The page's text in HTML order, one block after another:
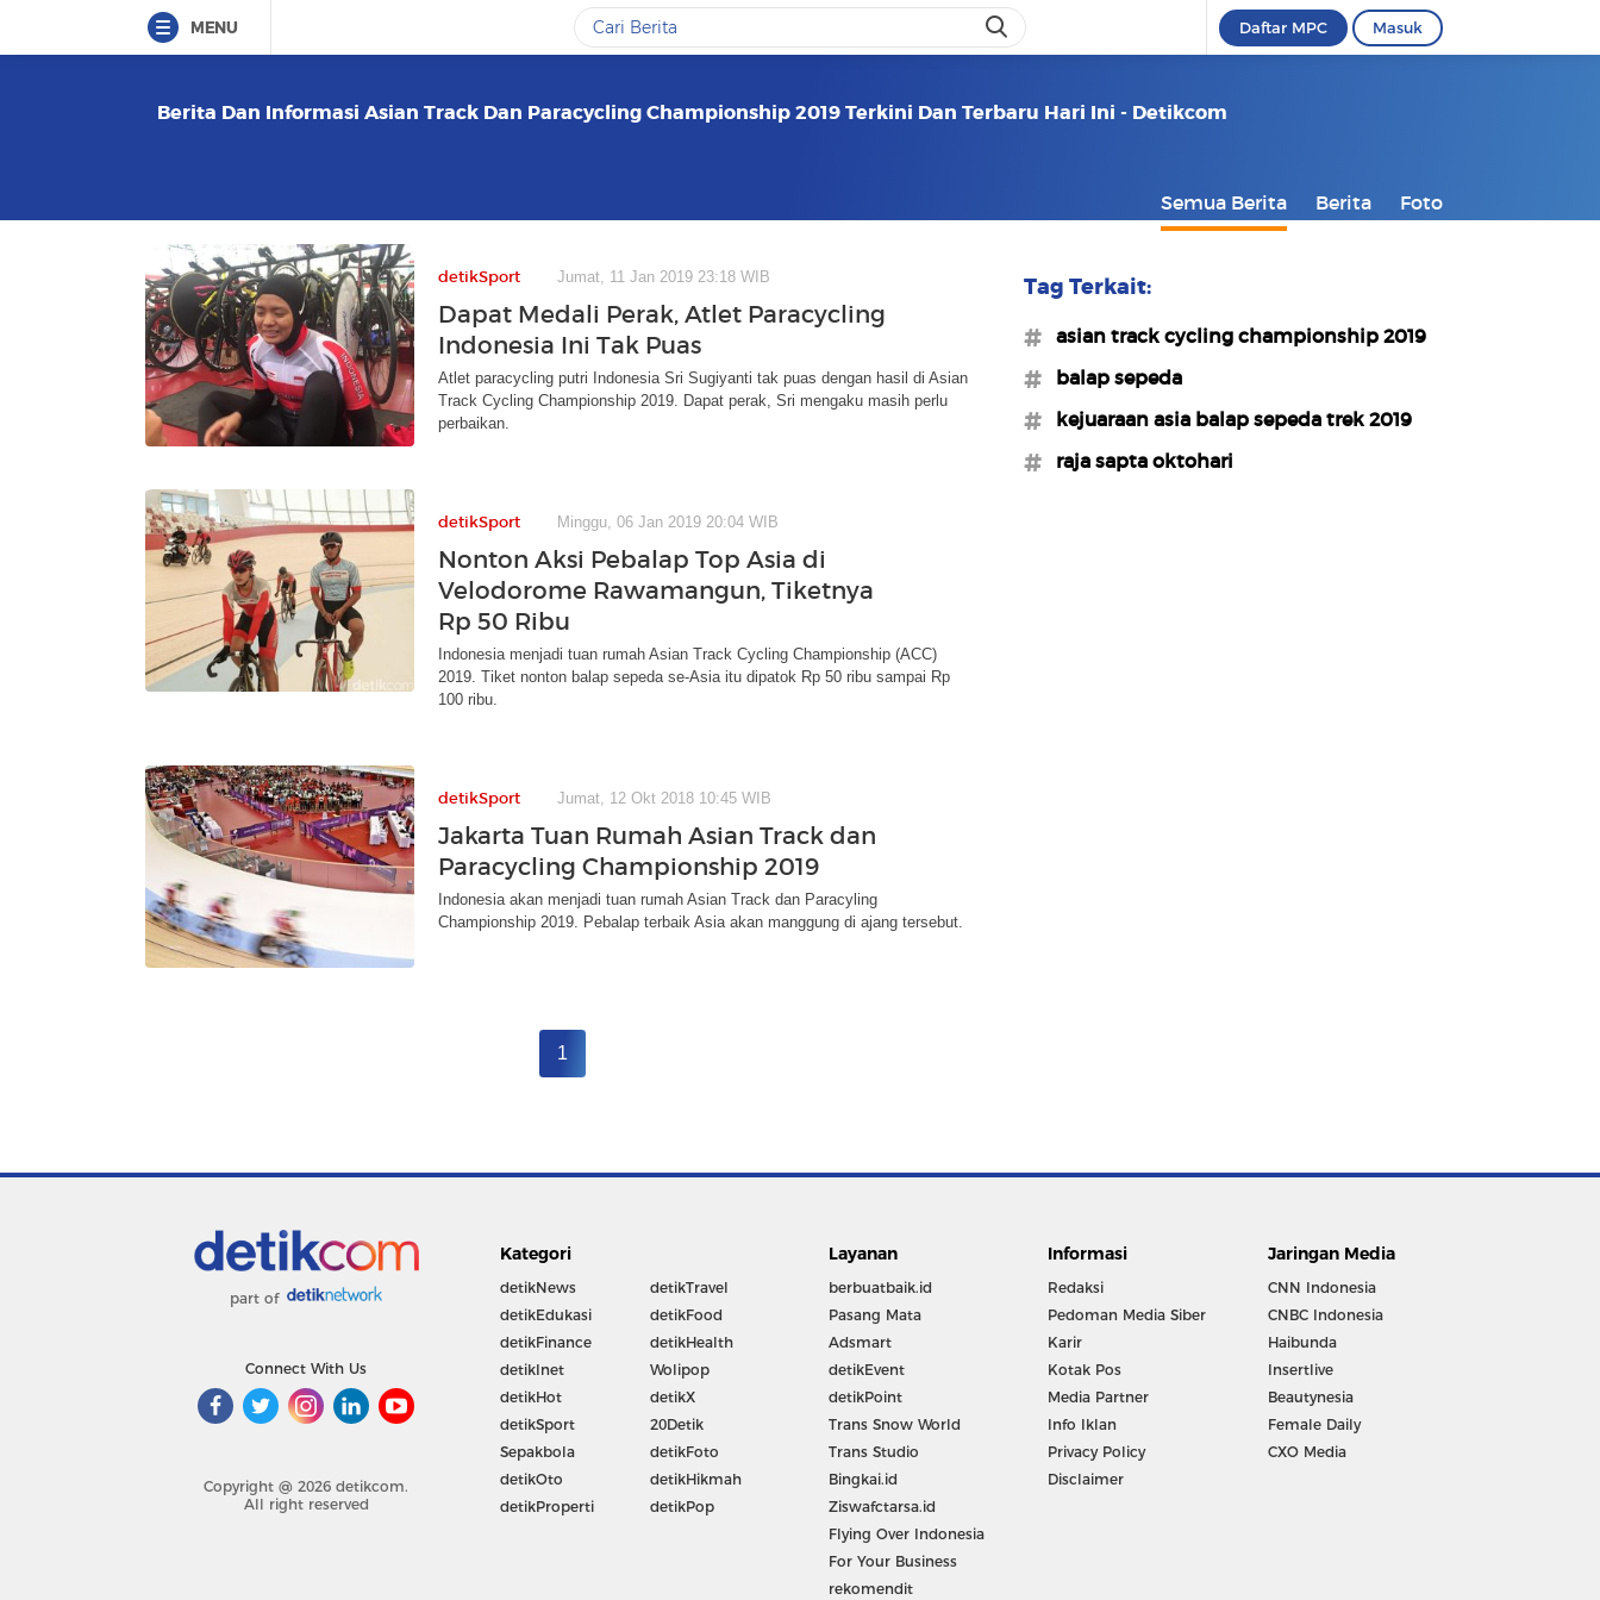
MENU Daftar MPC Masuk
Berita Dan Informasi Asian Track Dan Paracycling Championship 2019 Terkini Dan Terbaru Hari Ini - Detikcom
Semua Berita Berita Foto
detikSport Jumat, 11 Jan 2019 23:18 WIB
Dapat Medali Perak, Atlet Paracycling
Indonesia Ini Tak Puas
Atlet paracycling putri Indonesia Sri Sugiyanti tak puas dengan hasil di Asian
Track Cycling Championship 2019. Dapat perak, Sri mengaku masih perlu
perbaikan.
detikSport Minggu, 06 Jan 2019 20:04 WIB
Nonton Aksi Pebalap Top Asia di
Velodorome Rawamangun, Tiketnya
Rp 50 Ribu
Indonesia menjadi tuan rumah Asian Track Cycling Championship (ACC)
2019. Tiket nonton balap sepeda se-Asia itu dipatok Rp 50 ribu sampai Rp
100 ribu.
detikSport Jumat, 12 Okt 2018 10:45 WIB
Jakarta Tuan Rumah Asian Track dan
Paracycling Championship 2019
Indonesia akan menjadi tuan rumah Asian Track dan Paracyling
Championship 2019. Pebalap terbaik Asia akan manggung di ajang tersebut.
1
Tag Terkait:
#asian track cycling championship 2019
#balap sepeda
#kejuaraan asia balap sepeda trek 2019
#raja sapta oktohari
part of
Connect With Us
Copyright @ 2026 detikcom.
All right reserved
Kategori
detikNews
detikEdukasi
detikFinance
detikInet
detikHot
detikSport
Sepakbola
detikOto
detikProperti
detikTravel
detikFood
detikHealth
Wolipop
detikX
20Detik
detikFoto
detikHikmah
detikPop
Layanan
berbuatbaik.id
Pasang Mata
Adsmart
detikEvent
detikPoint
Trans Snow World
Trans Studio
Bingkai.id
Ziswafctarsa.id
Flying Over Indonesia
For Your Business
rekomendit
Informasi
Redaksi
Pedoman Media Siber
Karir
Kotak Pos
Media Partner
Info Iklan
Privacy Policy
Disclaimer
Jaringan Media
CNN Indonesia
CNBC Indonesia
Haibunda
Insertlive
Beautynesia
Female Daily
CXO Media